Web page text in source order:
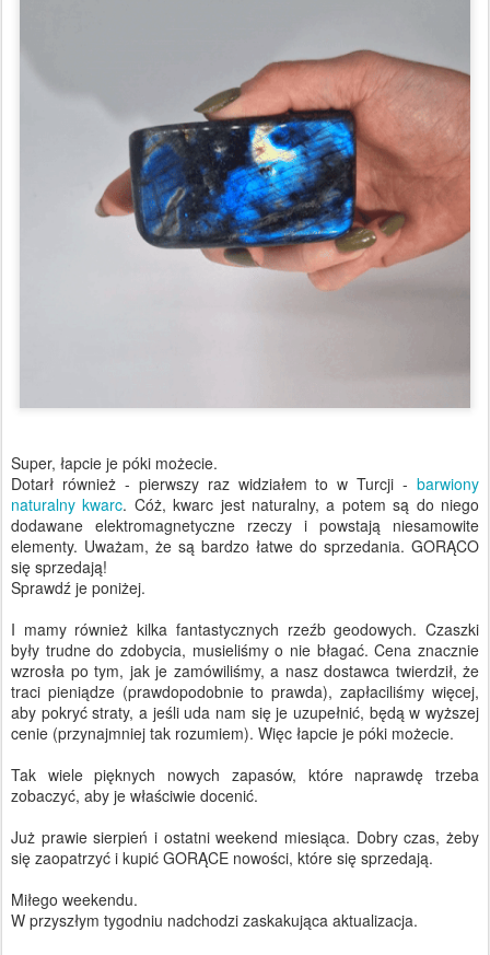
Super, łapcie je póki możecie.
Dotarł również - pierwszy raz widziałem to w Turcji - barwiony
naturalny kwarc. Cóż, kwarc jest naturalny, a potem są do niego
dodawane elektromagnetyczne rzeczy i powstają niesamowite
elementy. Uważam, że są bardzo łatwe do sprzedania. GORĄCO
się sprzedają!
Sprawdź je poniżej.
I mamy również kilka fantastycznych rzeźb geodowych. Czaszki
były trudne do zdobycia, musieliśmy o nie błagać. Cena znacznie
wzrosła po tym, jak je zamówiliśmy, a nasz dostawca twierdził, że
traci pieniądze (prawdopodobnie to prawda), zapłaciliśmy więcej,
aby pokryć straty, a jeśli uda nam się je uzupełnić, będą w wyższej
cenie (przynajmniej tak rozumiem). Więc łapcie je póki możecie.
Tak wiele pięknych nowych zapasów, które naprawdę trzeba
zobaczyć, aby je właściwie docenić.
Już prawie sierpień i ostatni weekend miesiąca. Dobry czas, żeby
się zaopatrzyć i kupić GORĄCE nowości, które się sprzedają.
Miłego weekendu.
W przyszłym tygodniu nadchodzi zaskakująca aktualizacja.